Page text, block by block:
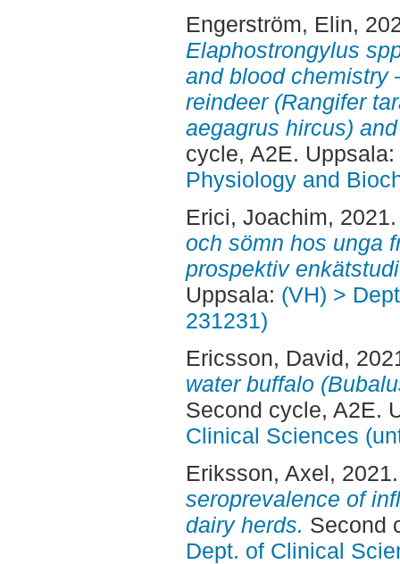
Engerström, Elin,
Elaphostrongylus
and blood chemistry
reindeer (Rangifer
aegagrus hircus)
cycle, A2E. Uppsala:
Physiology and
Erici, Joachim,
och sömn hos unga
prospektiv
Uppsala: (VH) >
231231)
Ericsson, David,
water buffalo
Second cycle, A2E.
Clinical Sciences
Eriksson, Axel,
seroprevalence of
dairy herds. Second
Dept. of Clinical